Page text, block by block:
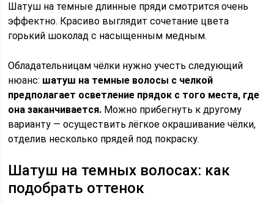
Шатуш на темные длинные пряди смотрится очень
эффектно. Красиво выглядит сочетание цвета
горький шоколад с насыщенным медным.
Обладательницам чёлки нужно учесть следующий
нюанс: шатуш на темные волосы с челкой
предполагает осветление прядок с того места, где
она заканчивается. Можно прибегнуть к другому
варианту — осуществить лёгкое окрашивание чёлки,
отделив несколько прядей под покраску.
Шатуш на темных волосах: как
подобрать оттенок